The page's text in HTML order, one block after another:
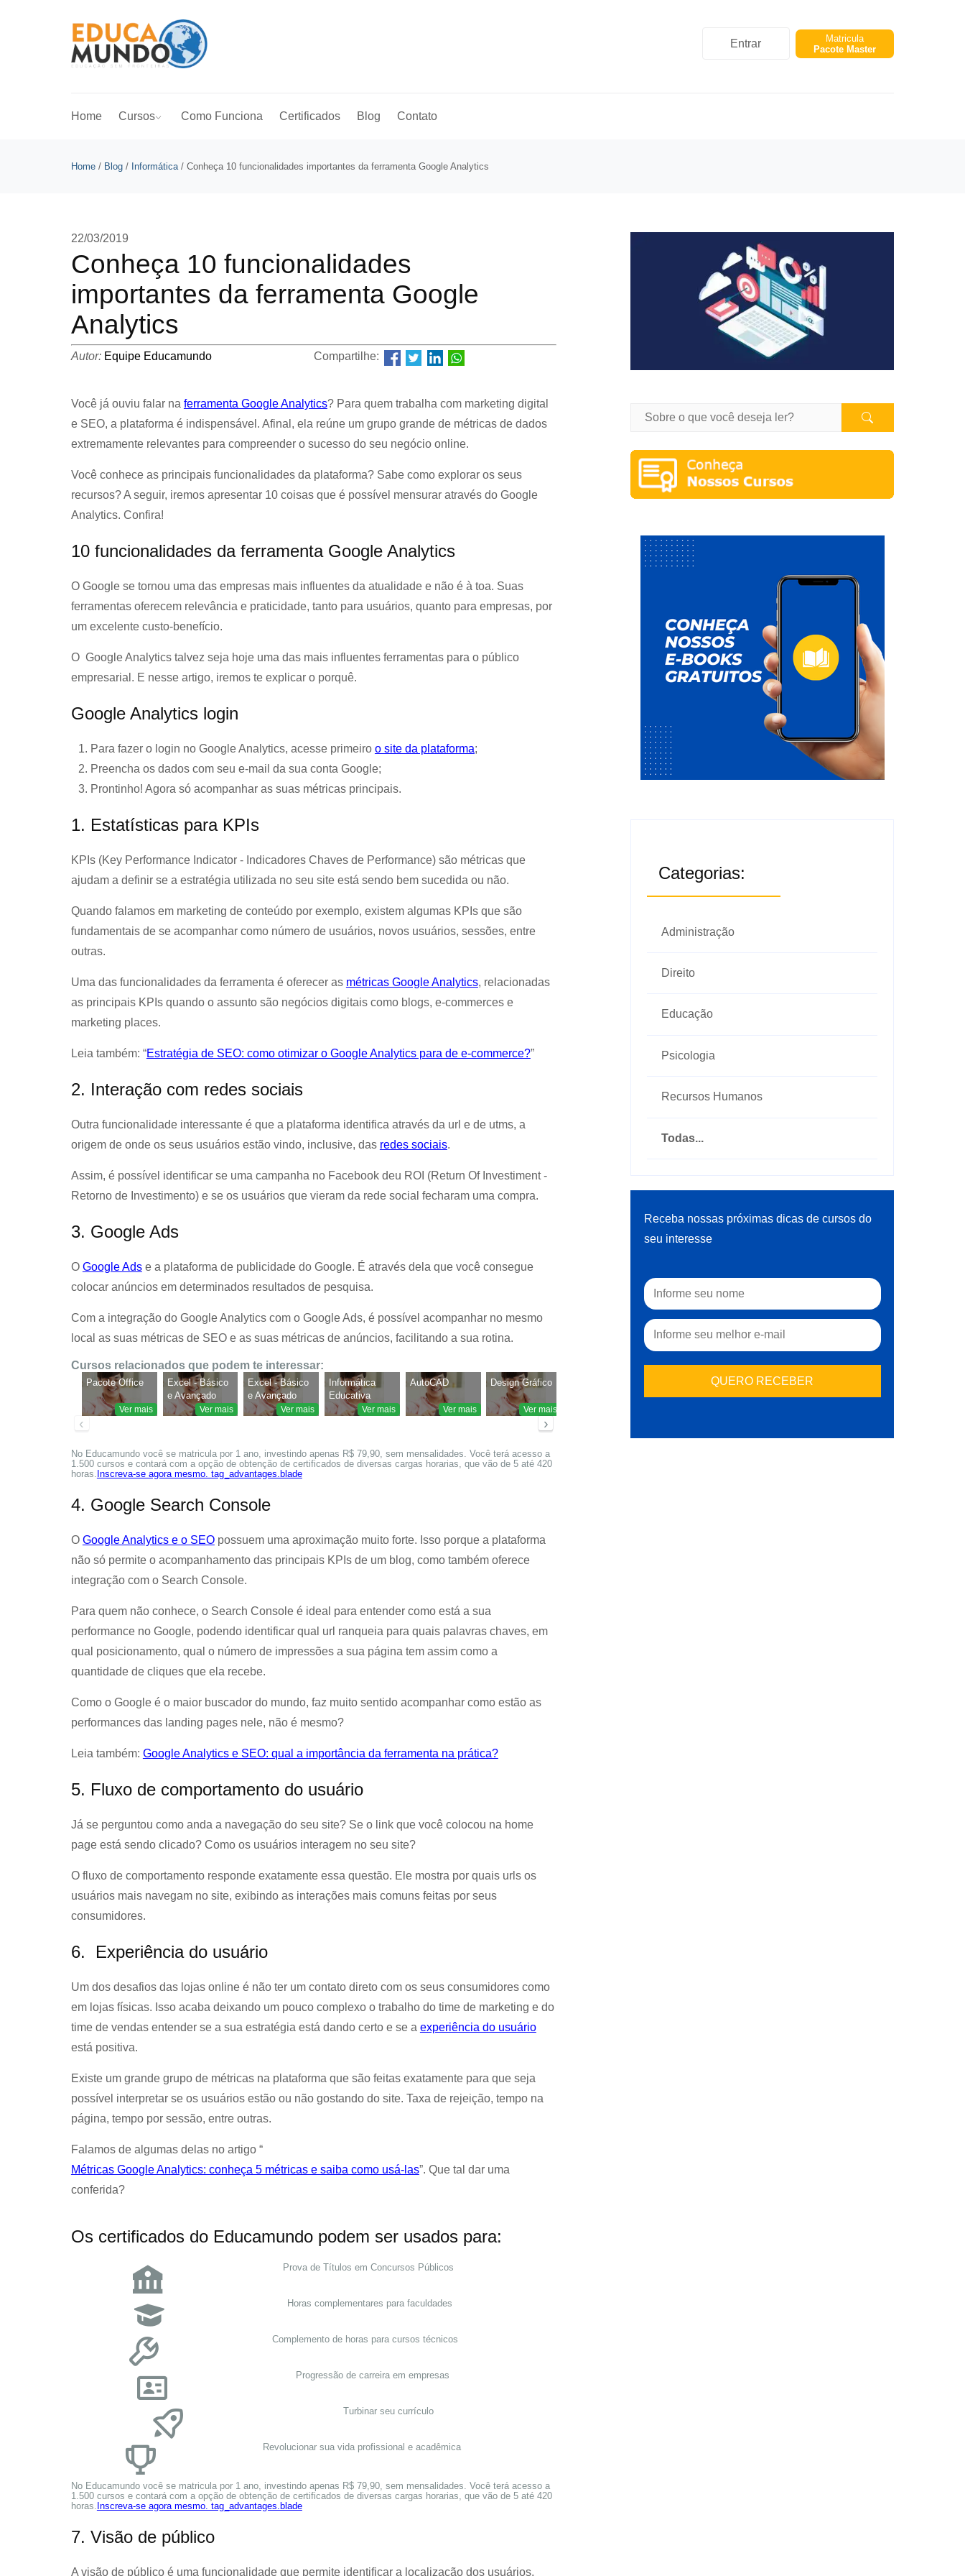
Entrar
Matricula
Pacote Master
Home Cursos Como Funciona Certificados Blog Contato
Home / Blog / Informática / Conheça 10 funcionalidades importantes da ferramenta Google Analytics
22/03/2019
Conheça 10 funcionalidades
importantes da ferramenta Google
Analytics
Autor:Equipe Educamundo Compartilhe:
Você já ouviu falar na ferramenta Google Analytics? Para quem trabalha com marketing digital
e SEO, a plataforma é indispensável. Afinal, ela reúne um grupo grande de métricas de dados
extremamente relevantes para compreender o sucesso do seu negócio online.
Você conhece as principais funcionalidades da plataforma? Sabe como explorar os seus
recursos? A seguir, iremos apresentar 10 coisas que é possível mensurar através do Google
Analytics. Confira!
10 funcionalidades da ferramenta Google Analytics
O Google se tornou uma das empresas mais influentes da atualidade e não é à toa. Suas
ferramentas oferecem relevância e praticidade, tanto para usuários, quanto para empresas, por
um excelente custo-benefício.
O Google Analytics talvez seja hoje uma das mais influentes ferramentas para o público
empresarial. E nesse artigo, iremos te explicar o porquê.
Google Analytics login
Para fazer o login no Google Analytics, acesse primeiro o site da plataforma;
Preencha os dados com seu e-mail da sua conta Google;
Prontinho! Agora só acompanhar as suas métricas principais.
1. Estatísticas para KPIs
KPIs (Key Performance Indicator - Indicadores Chaves de Performance) são métricas que
ajudam a definir se a estratégia utilizada no seu site está sendo bem sucedida ou não.
Quando falamos em marketing de conteúdo por exemplo, existem algumas KPIs que são
fundamentais de se acompanhar como número de usuários, novos usuários, sessões, entre
outras.
Uma das funcionalidades da ferramenta é oferecer as métricas Google Analytics, relacionadas
as principais KPIs quando o assunto são negócios digitais como blogs, e-commerces e
marketing places.
Leia também: “Estratégia de SEO: como otimizar o Google Analytics para de e-commerce?”
2. Interação com redes sociais
Outra funcionalidade interessante é que a plataforma identifica através da url e de utms, a
origem de onde os seus usuários estão vindo, inclusive, das redes sociais.
Assim, é possível identificar se uma campanha no Facebook deu ROI (Return Of Investiment -
Retorno de Investimento) e se os usuários que vieram da rede social fecharam uma compra.
3. Google Ads
O Google Adse a plataforma de publicidade do Google. É através dela que você consegue
colocar anúncios em determinados resultados de pesquisa.
Com a integração do Google Analytics com o Google Ads, é possível acompanhar no mesmo
local as suas métricas de SEO e as suas métricas de anúncios, facilitando a sua rotina.
Cursos relacionados que podem te interessar:
Pacote Office
Ver mais
Excel - Básico
e Avançado
Ver mais
Excel - Básico
e Avançado
Ver mais
Informática
Educativa
Ver mais
AutoCAD
Ver mais
Design Gráfico
Ver mais
Design Gráfico
Introdução a
Redes de
‹ ›
No Educamundo você se matricula por 1 ano, investindo apenas R$ 79,90, sem mensalidades. Você terá acesso a
1.500 cursos e contará com a opção de obtenção de certificados de diversas cargas horarias, que vão de 5 até 420
horas. Inscreva-se agora mesmo. tag_advantages.blade
4. Google Search Console
O Google Analytics e o SEOpossuem uma aproximação muito forte. Isso porque a plataforma
não só permite o acompanhamento das principais KPIs de um blog, como também oferece
integração com o Search Console.
Para quem não conhece, o Search Console é ideal para entender como está a sua
performance no Google, podendo identificar qual url ranqueia para quais palavras chaves, em
qual posicionamento, qual o número de impressões a sua página tem assim como a
quantidade de cliques que ela recebe.
Como o Google é o maior buscador do mundo, faz muito sentido acompanhar como estão as
performances das landing pages nele, não é mesmo?
Leia também: Google Analytics e SEO: qual a importância da ferramenta na prática?
5. Fluxo de comportamento do usuário
Já se perguntou como anda a navegação do seu site? Se o link que você colocou na home
page está sendo clicado? Como os usuários interagem no seu site?
O fluxo de comportamento responde exatamente essa questão. Ele mostra por quais urls os
usuários mais navegam no site, exibindo as interações mais comuns feitas por seus
consumidores.
6. Experiência do usuário
Um dos desafios das lojas online é não ter um contato direto com os seus consumidores como
em lojas físicas. Isso acaba deixando um pouco complexo o trabalho do time de marketing e do
time de vendas entender se a sua estratégia está dando certo e se a experiência do usuário
está positiva.
Existe um grande grupo de métricas na plataforma que são feitas exatamente para que seja
possível interpretar se os usuários estão ou não gostando do site. Taxa de rejeição, tempo na
página, tempo por sessão, entre outras.
Falamos de algumas delas no artigo “
Métricas Google Analytics: conheça 5 métricas e saiba como usá-las”. Que tal dar uma
conferida?
Os certificados do Educamundo podem ser usados para:
Prova de Títulos em Concursos Públicos
Horas complementares para faculdades
Complemento de horas para cursos técnicos
Progressão de carreira em empresas
Turbinar seu currículo
Revolucionar sua vida profissional e acadêmica
No Educamundo você se matricula por 1 ano, investindo apenas R$ 79,90, sem mensalidades. Você terá acesso a
1.500 cursos e contará com a opção de obtenção de certificados de diversas cargas horarias, que vão de 5 até 420
horas. Inscreva-se agora mesmo. tag_advantages.blade
7. Visão de público
A visão de público é uma funcionalidade que permite identificar a localização dos usuários,
Categorias:
Administração
Direito
Educação
Psicologia
Recursos Humanos
Todas...
Receba nossas próximas dicas de cursos do
seu interesse